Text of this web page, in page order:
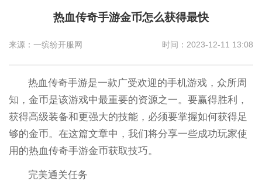
热血传奇手游金币怎么获得最快
来源：一缤纷开服网 时间：2023-12-11 13:08
热血传奇手游是一款广受欢迎的手机游戏，众所周
知，金币是该游戏中最重要的资源之一。要赢得胜利，
获得高级装备和更强大的技能，必须要掌握如何获得足
够的金币。在这篇文章中，我们将分享一些成功玩家使
用的热血传奇手游金币获取技巧。
完美通关任务